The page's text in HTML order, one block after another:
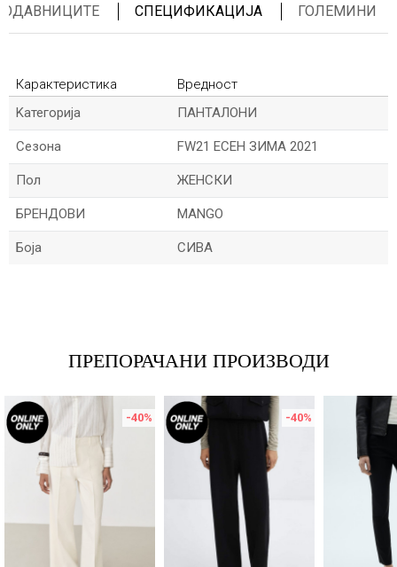
СПЕЦИФИКАЦИЈА ГОЛЕМИНИ
Карактеристика
Вредност
Kатегорија
ПАНТАЛОНИ
Сезона FW21 ЕСЕН ЗИМА 2021
Пол ЖЕНСКИ
БРЕНДОВИ MANGO
Боја СИВА
Порака
ПРЕПОРАЧАНИ ПРОИЗВОДИ
-40% -40%